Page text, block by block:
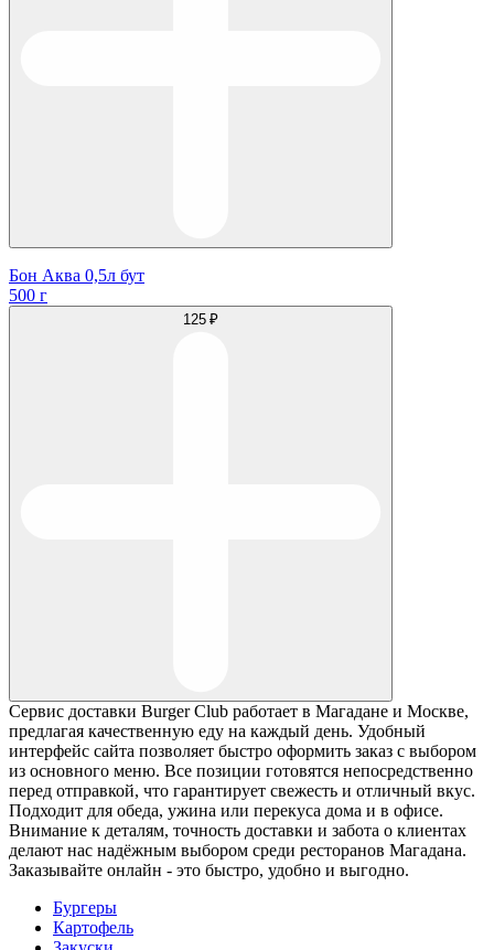
Бон Аква 0,5л бут
500 г
125 ₽
Сервис доставки Burger Club работает в Магадане и Москве,
предлагая качественную еду на каждый день. Удобный
интерфейс сайта позволяет быстро оформить заказ с выбором
из основного меню. Все позиции готовятся непосредственно
перед отправкой, что гарантирует свежесть и отличный вкус.
Подходит для обеда, ужина или перекуса дома и в офисе.
Внимание к деталям, точность доставки и забота о клиентах
делают нас надёжным выбором среди ресторанов Магадана.
Заказывайте онлайн - это быстро, удобно и выгодно.
Бургеры
Картофель